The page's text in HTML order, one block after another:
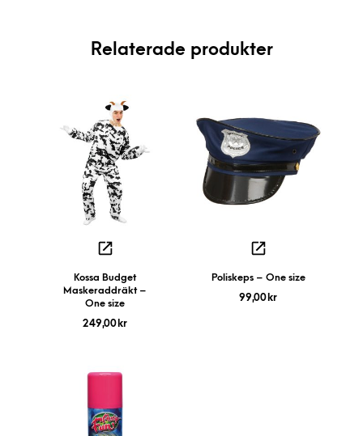
Relaterade produkter
Kossa Budget
Maskeraddräkt –
One size
249,00 kr
Poliskeps – One size
99,00 kr